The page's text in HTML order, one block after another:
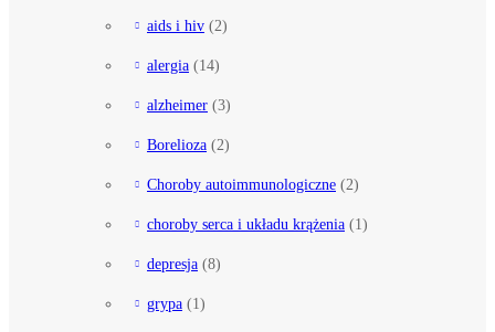
aids i hiv (2)
alergia (14)
alzheimer (3)
Borelioza (2)
Choroby autoimmunologiczne (2)
choroby serca i układu krążenia (1)
depresja (8)
grypa (1)